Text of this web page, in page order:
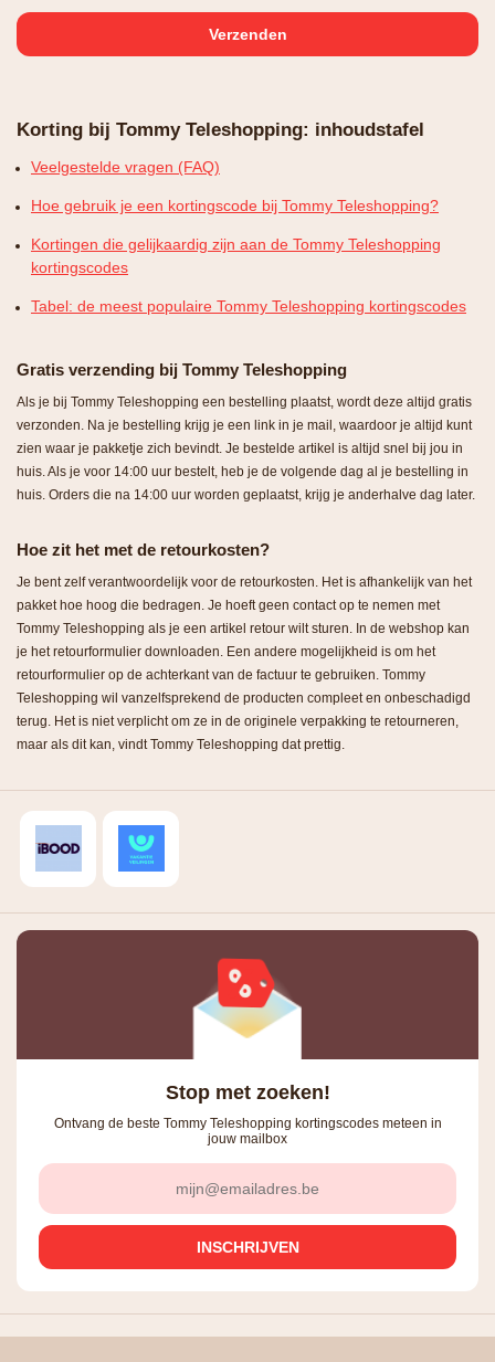
Korting bij Tommy Teleshopping: inhoudstafel
Veelgestelde vragen (FAQ)
Hoe gebruik je een kortingscode bij Tommy Teleshopping?
Kortingen die gelijkaardig zijn aan de Tommy Teleshopping
kortingscodes
Tabel: de meest populaire Tommy Teleshopping kortingscodes
Gratis verzending bij Tommy Teleshopping
Als je bij Tommy Teleshopping een bestelling plaatst, wordt deze altijd gratis
verzonden. Na je bestelling krijg je een link in je mail, waardoor je altijd kunt
zien waar je pakketje zich bevindt. Je bestelde artikel is altijd snel bij jou in
huis. Als je voor 14:00 uur bestelt, heb je de volgende dag al je bestelling in
huis. Orders die na 14:00 uur worden geplaatst, krijg je anderhalve dag later.
Hoe zit het met de retourkosten?
Je bent zelf verantwoordelijk voor de retourkosten. Het is afhankelijk van het
pakket hoe hoog die bedragen. Je hoeft geen contact op te nemen met
Tommy Teleshopping als je een artikel retour wilt sturen. In de webshop kan
je het retourformulier downloaden. Een andere mogelijkheid is om het
retourformulier op de achterkant van de factuur te gebruiken. Tommy
Teleshopping wil vanzelfsprekend de producten compleet en onbeschadigd
terug. Het is niet verplicht om ze in de originele verpakking te retourneren,
maar als dit kan, vindt Tommy Teleshopping dat prettig.
Stop met zoeken!
Ontvang de beste Tommy Teleshopping kortingscodes meteen in
jouw mailbox